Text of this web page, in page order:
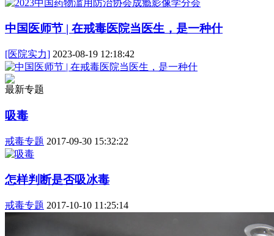
中国医师节 | 在戒毒医院当医生，是一种什
[医院实力] 2023-08-19 12:18:42
最新专题
吸毒
戒毒专题 2017-09-30 15:32:22
怎样判断是否吸冰毒
戒毒专题 2017-10-10 11:25:14